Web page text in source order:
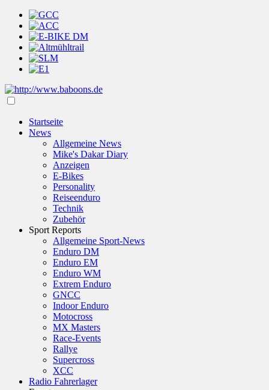
Startseite
News
Allgemeine News
Mike's Dakar Diary
Anzeigen
E-Bikes
Personality
Reiseenduro
Technik
Zubehör
Sport Reports
Allgemeine Sport-News
Enduro DM
Enduro EM
Enduro WM
Extrem Enduro
GNCC
Indoor Enduro
Motocross
MX Masters
Race-Events
Rallye
Supercross
XCC
Radio Fahrerlager